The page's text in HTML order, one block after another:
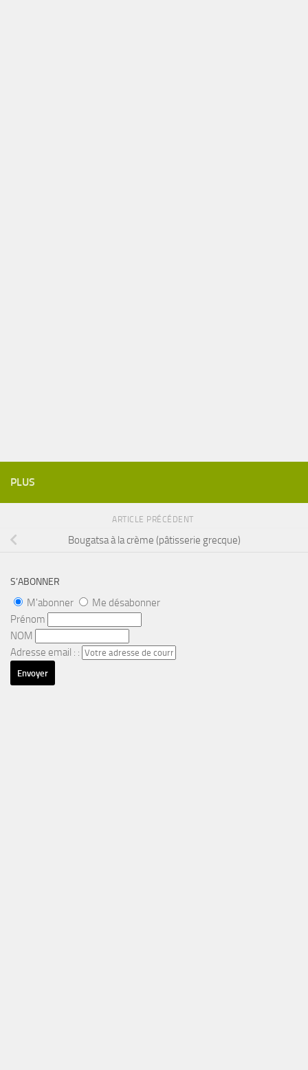
PLUS
ARTICLE PRÉCÉDENT
Bougatsa à la crème (pâtisserie grecque)
S’ABONNER
M'abonner
Me désabonner
Prénom
NOM
Adresse email : :